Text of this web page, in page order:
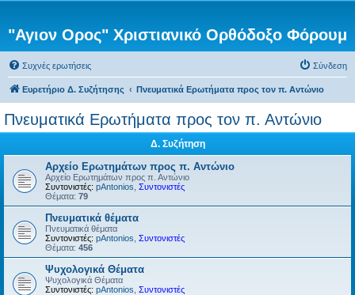
"Αγιον Ορος" Χριστιανικό Ορθόδοξο Φόρουμ
Συχνές ερωτήσεις Σύνδεση
Ευρετήριο Δ. Συζήτησης Πνευματικά Ερωτήματα προς τον π. Αντώνιο
Πνευματικά Ερωτήματα προς τον π. Αντώνιο
Δ. Συζήτηση
Αρχείο Ερωτημάτων προς π. Αντώνιο
Αρχείο Ερωτημάτων προς π. Αντώνιο
Συντονιστές: pAntonios Συντονιστές
Θέματα: 79
Πνευματικά θέματα
Πνευματικά θέματα
Συντονιστές: pAntonios Συντονιστές
Θέματα: 456
Ψυχολογικά Θέματα
Ψυχολογικά Θέματα
Συντονιστές: pAntonios Συντονιστές